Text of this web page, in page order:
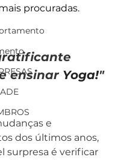
procuradas.
ensinar Yoga!"
e
dos últimos anos,
surpresa é verificar